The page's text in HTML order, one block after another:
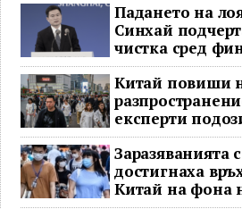
Падането на
Синхай
чистка сред
Китай
Китай повиши
експерти
ситуация
Заразяванията
достигнаха
Китай на фона